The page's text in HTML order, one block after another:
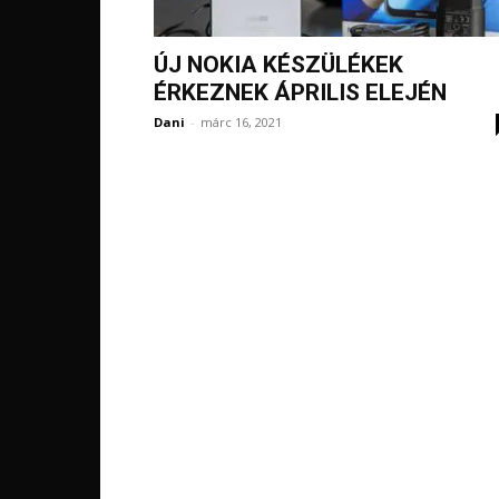
ÚJ NOKIA KÉSZÜLÉKEK
ÉRKEZNEK ÁPRILIS ELEJÉN
Dani - márc 16, 2021